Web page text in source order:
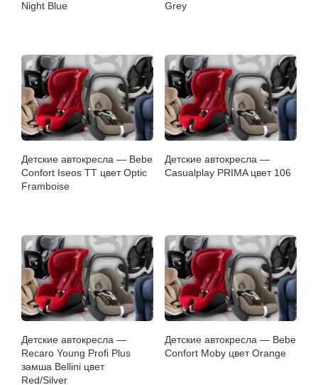
Night Blue Grey
Детские автокресла — Bebe
Confort Iseos TT цвет Optic
Framboise
Детские автокресла —
Casualplay PRIMA цвет 106
Детские автокресла —
Recaro Young Profi Plus
замша Bellini цвет
Red/Silver
Детские автокресла — Bebe
Confort Moby цвет Orange